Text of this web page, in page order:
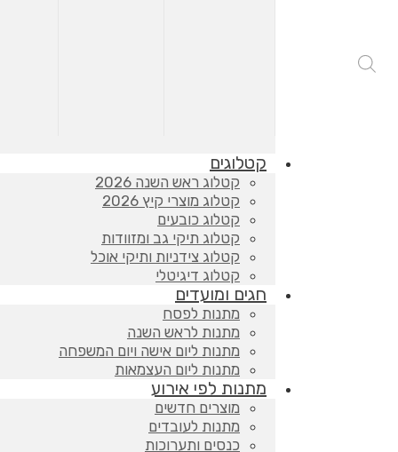
קטלוגים
קטלוג ראש השנה 2026
קטלוג מוצרי קיץ 2026
קטלוג כובעים
קטלוג תיקי גב ומזוודות
קטלוג צידניות ותיקי אוכל
קטלוג דיגיטלי
חגים ומועדים
מתנות לפסח
מתנות לראש השנה
מתנות ליום אישה ויום המשפחה
מתנות ליום העצמאות
מתנות לפי אירוע
מוצרים חדשים
מתנות לעובדים
כנסים ותערוכות